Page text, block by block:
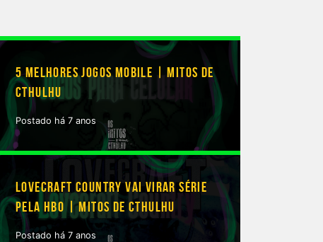
5 MELHORES JOGOS MOBILE | MITOS DE
CTHULHU
Postado há 7 anos
LOVECRAFT COUNTRY VAI VIRAR SÉRIE
PELA HBO | MITOS DE CTHULHU
Postado há 7 anos